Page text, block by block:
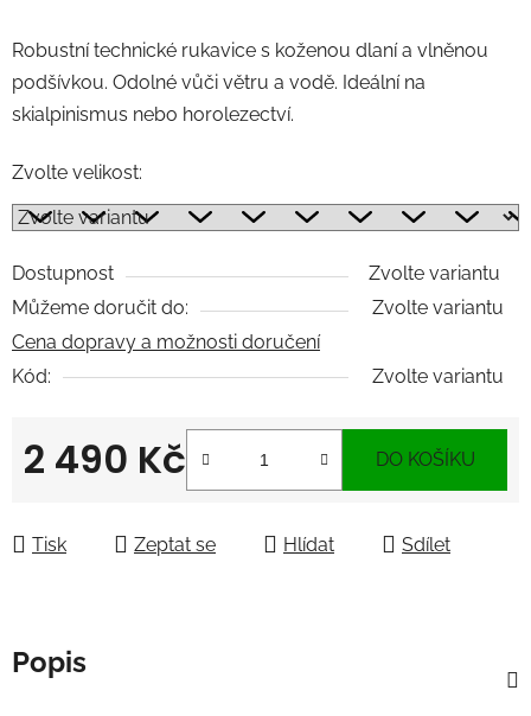
Robustní technické rukavice s koženou dlaní a vlněnou
podšívkou. Odolné vůči větru a vodě. Ideální na
skialpinismus nebo horolezectví.
Zvolte velikost:
Dostupnost
Zvolte variantu
Můžeme doručit do:
Zvolte variantu
Cena dopravy a možnosti doručení
Kód:
Zvolte variantu
2 490 Kč DO KOŠÍKU
Tisk Zeptat se Hlídat Sdílet
Popis